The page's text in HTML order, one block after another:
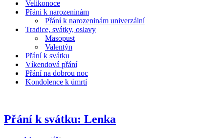
Velikonoce
Přání k narozeninám
Přání k narozeninám univerzální
Tradice, svátky, oslavy
Masopust
Valentýn
Přání k svátku
Víkendová přání
Přání na dobrou noc
Kondolence k úmrtí
Přání k svátku: Lenka